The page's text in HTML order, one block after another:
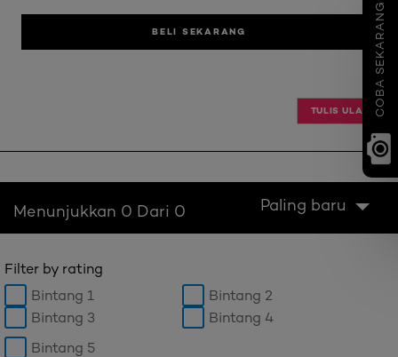
COBA SEKARANG
BELI SEKARANG
TULIS ULASAN
Menunjukkan 0 Dari 0 Paling baru
Filter by rating
Bintang 1
Bintang 2
Bintang 3
Bintang 4
Bintang 5